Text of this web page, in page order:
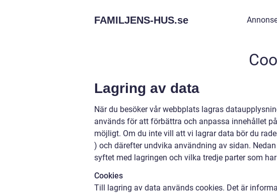
FAMILJENS-HUS.se
Lagring av data
När du besöker vår webbplats lagras
används för att förbättra och anpassa innehållet
möjligt. Om du inte vill att vi lagrar data bör du
) och därefter undvika användning av sidan.
syftet med lagringen och vilka tredje parter som
Cookies
Till lagring av data används cookies. Det är